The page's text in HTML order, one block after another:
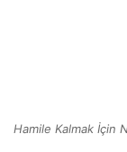
Hamile Kalmak İçin